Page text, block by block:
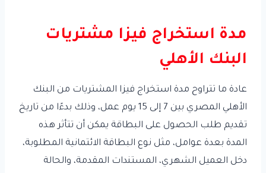
مدة استخراج فيزا مشتريات
البنك الأهلي
عادة ما تتراوح مدة استخراج فيزا المشتريات من البنك
الأهلي المصري بين 7 إلى 15 يوم عمل، وذلك بدءًا من تاريخ
تقديم طلب الحصول على البطاقة يمكن أن تتأثر هذه
المدة بعدة عوامل، مثل نوع البطاقة الائتمانية المطلوبة،
دخل العميل الشهري، المستندات المقدمة، والحالة